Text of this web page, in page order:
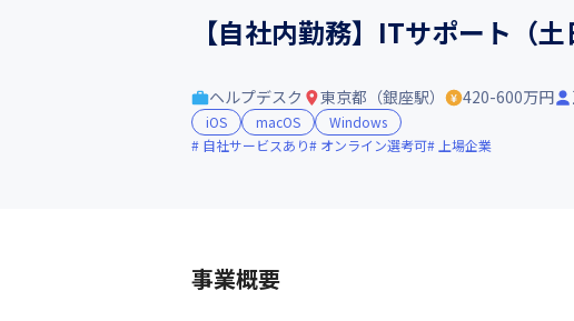
【自社内勤務】ITサポート（
ヘルプデスク 東京都（銀座駅） 420-600万円
iOS macOS
Windows
自社サービスあり
オンライン選考可 上場企業
事業概要